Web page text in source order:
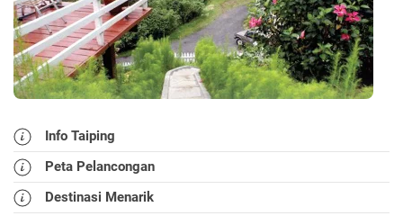
Info Taiping
Peta Pelancongan
Destinasi Menarik